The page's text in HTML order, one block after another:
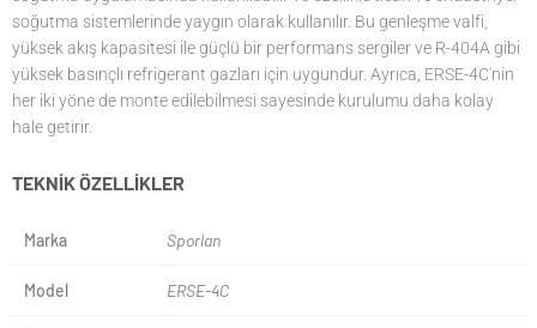
soğutma sistemlerinde yaygın olarak kullanılır. Bu genleşme valfi,
yüksek akış kapasitesi ile güçlü bir performans sergiler ve R-404A gibi
yüksek basınçlı refrigerant gazları için uygundur. Ayrıca, ERSE-4C'nin
her iki yöne de monte edilebilmesi sayesinde kurulumu daha kolay
hale getirir.
TEKNIK ÖZELLIKLER
Marka Sporlan
Model ERSE-4C